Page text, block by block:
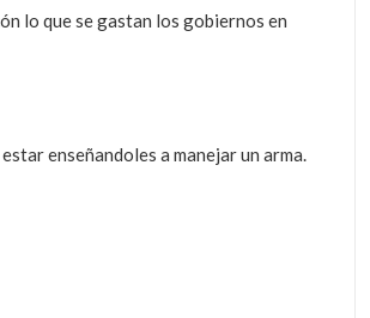
lo que se gastan los gobiernos en
enseñandoles a manejar un arma.